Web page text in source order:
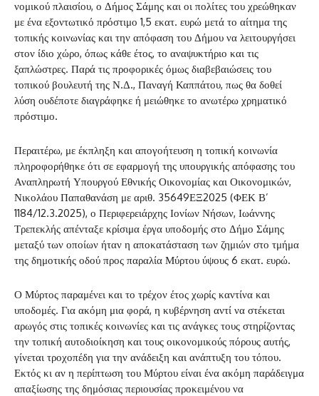
νομικού πλαισίου, ο Δήμος Σάμης και οι πολίτες του χρεώθηκαν
με ένα εξοντωτικό πρόστιμο 1,5 εκατ. ευρώ μετά το αίτημα της
τοπικής κοινωνίας και την απόφαση του Δήμου να λειτουργήσει
στον ίδιο χώρο, όπως κάθε έτος, το αναψυκτήριο και τις
ξαπλώστρες. Παρά τις προφορικές όμως διαβεβαιώσεις του
τοπικού βουλευτή της Ν.Δ., Παναγή Καππάτου, πως θα δοθεί
λύση ουδέποτε διαγράφηκε ή μειώθηκε το ανωτέρω χρηματικό
πρόστιμο.
Περαιτέρω, με έκπληξη και απογοήτευση η τοπική κοινωνία
πληροφορήθηκε ότι σε εφαρμογή της υπουργικής απόφασης του
Αναπληρωτή Υπουργού Εθνικής Οικονομίας και Οικονομικών,
Νικολάου Παπαθανάση με αριθ. 35649ΕΞ2025 (ΦΕΚ Β’
1184/12.3.2025), ο Περιφερειάρχης Ιονίων Νήσων, Ιωάννης
Τρεπεκλής απένταξε κρίσιμα έργα υποδομής στο Δήμο Σάμης
μεταξύ των οποίων ήταν η αποκατάσταση των ζημιών στο τμήμα
της δημοτικής οδού προς παραλία Μύρτου ύψους 6 εκατ. ευρώ.
Ο Μύρτος παραμένει και το τρέχον έτος χωρίς καντίνα και
υποδομές. Για ακόμη μια φορά, η κυβέρνηση αντί να στέκεται
αρωγός στις τοπικές κοινωνίες και τις ανάγκες τους στηρίζοντας
την τοπική αυτοδιοίκηση και τους οικονομικούς πόρους αυτής,
γίνεται τροχοπέδη για την ανάδειξη και ανάπτυξη του τόπου.
Εκτός κι αν η περίπτωση του Μύρτου είναι ένα ακόμη παράδειγμα
απαξίωσης της δημόσιας περιουσίας προκειμένου να